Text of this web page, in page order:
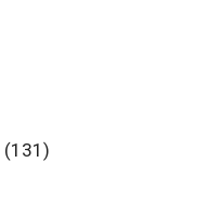
(131)